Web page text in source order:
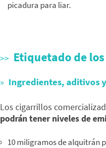
picadura para liar.
Etiquetado de
Ingredientes, aditivos
Los cigarrillos
podrán tener niveles de
10 miligramos de alquitrán